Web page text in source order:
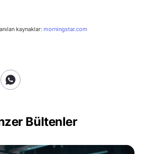
kaynaklar: morningstar.com
Bültenler